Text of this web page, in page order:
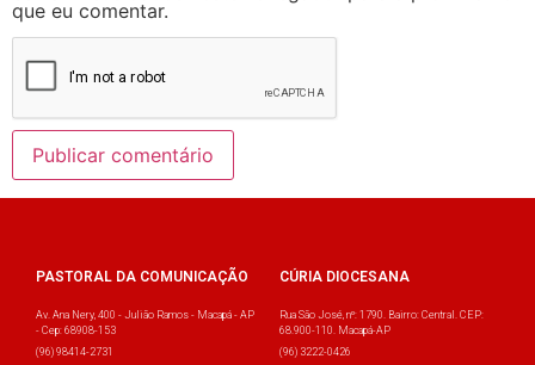
que eu comentar.
PASTORAL DA COMUNICAÇÃO
Av. Ana Nery, 400 - Julião Ramos - Macapá - AP
- Cep: 68908-153
(96) 98414-2731
CÚRIA DIOCESANA
Rua São José, nº: 1790. Bairro: Central. CEP:
68.900-110. Macapá-AP
(96) 3222-0426